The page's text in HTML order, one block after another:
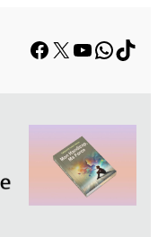
Facebook
X YouTube